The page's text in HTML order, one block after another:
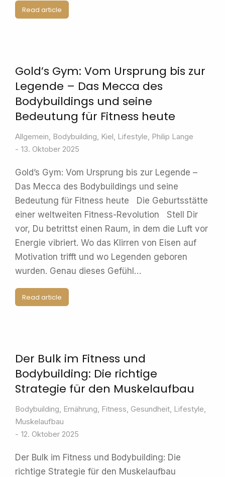
Read article
Gold’s Gym: Vom Ursprung bis zur
Legende – Das Mecca des
Bodybuildings und seine
Bedeutung für Fitness heute
Allgemein, Bodybuilding, Kiel, Lifestyle, Philip Lange
13. Oktober 2025
Gold’s Gym: Vom Ursprung bis zur Legende –
Das Mecca des Bodybuildings und seine
Bedeutung für Fitness heute Die Geburtsstätte
einer weltweiten Fitness-Revolution Stell Dir
vor, Du betrittst einen Raum, in dem die Luft vor
Energie vibriert. Wo das Klirren von Eisen auf
Motivation trifft und wo Legenden geboren
wurden. Genau dieses Gefühl…
Read article
Der Bulk im Fitness und
Bodybuilding: Die richtige
Strategie für den Muskelaufbau
Bodybuilding, Ernährung, Fitness, Gesundheit, Lifestyle,
Muskelaufbau
12. Oktober 2025
Der Bulk im Fitness und Bodybuilding: Die
richtige Strategie für den Muskelaufbau